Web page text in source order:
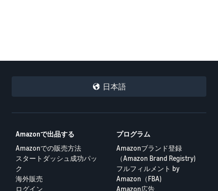
日本語
Amazonで出品する
Amazonでの販売方法
スタートダッシュ成功パッ
ク
海外販売
ログイン
プログラム
Amazonブランド登録
（Amazon Brand Registry)
フルフィルメント by
Amazon（FBA)
Amazon広告